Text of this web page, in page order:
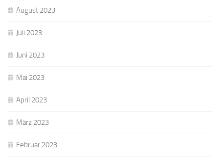
August 2023
Juli 2023
Juni 2023
Mai 2023
April 2023
März 2023
Februar 2023